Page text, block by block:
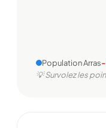
Population Arras-
💡 Survolez les